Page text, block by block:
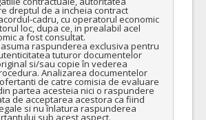
1 Accesorii pentru angiografie (Rev.2)
FARA
Leu
ATRIBUIT
nedetasabil pentru livrare lichid embolizare MAV
1 Accesorii pentru angiografie (Rev.2)
dreptul de a incheia contract
cadru, cu operatorul economic
loc, dupa ce, in prealabil acel
a fost consultat.
raspunderea exclusiva pentru
tuturor documentelor
si/sau copie în vederea
Analizarea documentelor
de catre comisia de evaluare
partea acesteia nici o raspundere
de acceptarea acestora ca fiind
si nu înlatura raspunderea
sub acest aspect.